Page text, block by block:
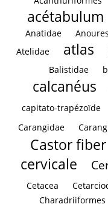
acétabulum
Anatidae
Anoures
Atelidae
atlas
Balistidae
calcanéus
capitato-trapézoïde
Carangidae
Castor fiber
cervicale
Cetacea
Charadriiformes